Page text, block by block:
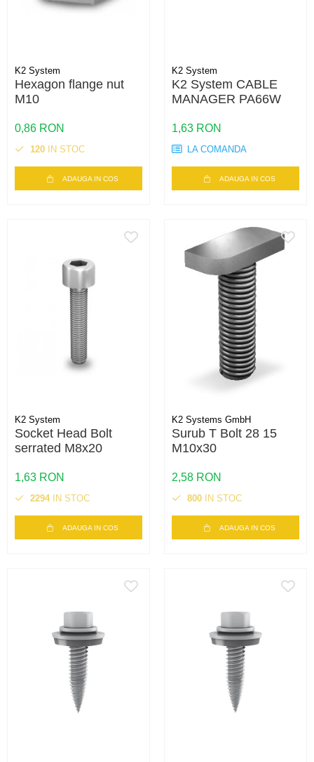
K2 System
Hexagon flange nut
M10
0,86 RON
120 IN STOC
ADAUGA IN COS
K2 System
K2 System CABLE
MANAGER PA66W
1,63 RON
LA COMANDA
ADAUGA IN COS
K2 System
Socket Head Bolt
serrated M8x20
1,63 RON
2294IN STOC
ADAUGA IN COS
K2 Systems GmbH
Surub T Bolt 28 15
M10x30
2,58 RON
800 IN STOC
ADAUGA IN COS